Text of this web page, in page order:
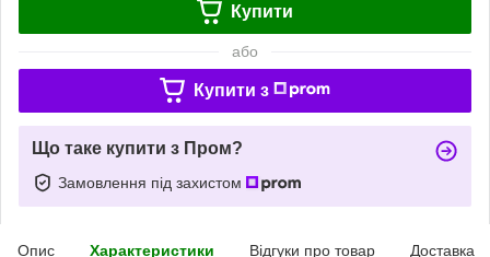
Купити
або
Купити з
Що таке купити з Пром?
Замовлення під захистом
Опис Характеристики Відгуки про товар Доставка